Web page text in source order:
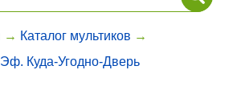
→ Каталог мультиков →
Эф. Куда-Угодно-Дверь